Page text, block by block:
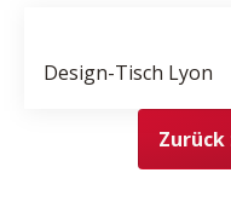
Design-Tisch Lyon